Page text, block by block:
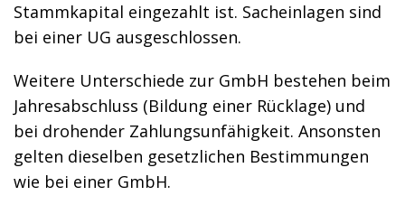
Stammkapital eingezahlt ist. Sacheinlagen sind
bei einer UG ausgeschlossen.
Weitere Unterschiede zur GmbH bestehen beim
Jahresabschluss (Bildung einer Rücklage) und
bei drohender Zahlungsunfähigkeit. Ansonsten
gelten dieselben gesetzlichen Bestimmungen
wie bei einer GmbH.